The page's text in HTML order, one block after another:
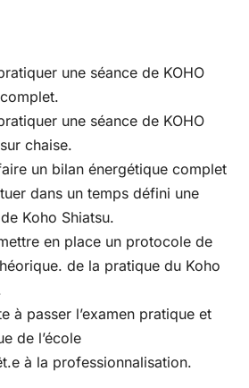
une séance de KOHO
une séance de KOHO
chaise.
un bilan énergétique complet
dans un temps défini une
Koho Shiatsu.
en place un protocole de
de la pratique du Koho
à passer l’examen pratique et
de l’école
à la professionnalisation.